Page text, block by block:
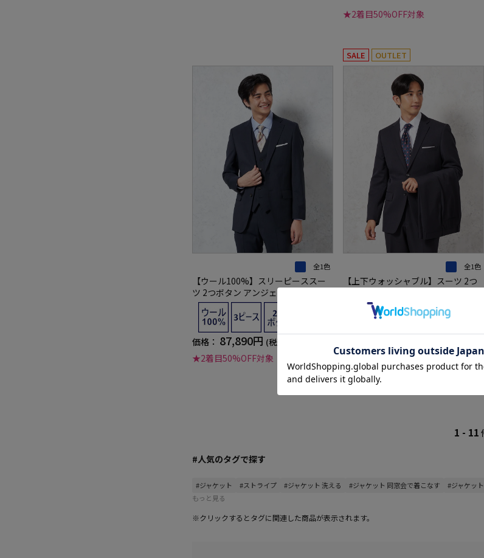
★2着目50%OFF対象
全1色
【ウール100%】スリーピーススー
ツ 2つボタン アンジェリコ ストライ
プ S＆M BLUE LABEL
価格： 87,890円 (税込)
★2着目50%OFF対象
SALE OUTLET
全1色
【上下ウォッシャブル】スーツ 2つ
ジーケア ストライプ ネイビー ビバ
リーヒルズポロクラブ 通年
60%off
WEB価格： 21,900円(税込)
★2着目50%OFF対象
1 - 11
#人気のタグで探す
#ジャケット #ストライプ #ジャケット 洗える #ジャケット 同窓会で着こなす #ジャケッ
もっと見る
※クリックするとタグに関連した商品が表示されます。